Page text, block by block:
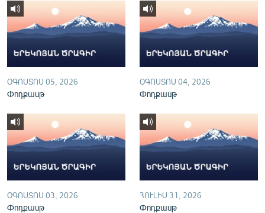
Русский
ՀԵՏԵՎԵՔ ՄԵԶ
«Ազատության» բոլոր կայքերը
ՕԳՈՍՏՈՍ 05, 2026
Փոդքասթ
ՕԳՈՍՏՈՍ 04, 2026
Փոդքասթ
ՕԳՈՍՏՈՍ 03, 2026
Փոդքասթ
ՀՈՒԼԻՍ 31, 2026
Փոդքասթ